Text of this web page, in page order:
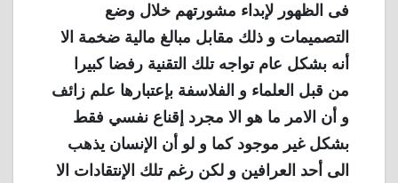
فى الظهور لإبداء مشورتهم خلال وضع
التصميمات و ذلك مقابل مبالغ مالية ضخمة الا
أنه بشكل عام تواجه تلك التقنية رفضا كبيرا
من قبل العلماء و الفلاسفة بإعتبارها علم زائف
و أن الامر ما هو الا مجرد إقناع نفسي فقط
بشكل غير موجود كما و لو أن الإنسان يذهب
الى أحد العرافين و لكن رغم تلك الإنتقادات الا